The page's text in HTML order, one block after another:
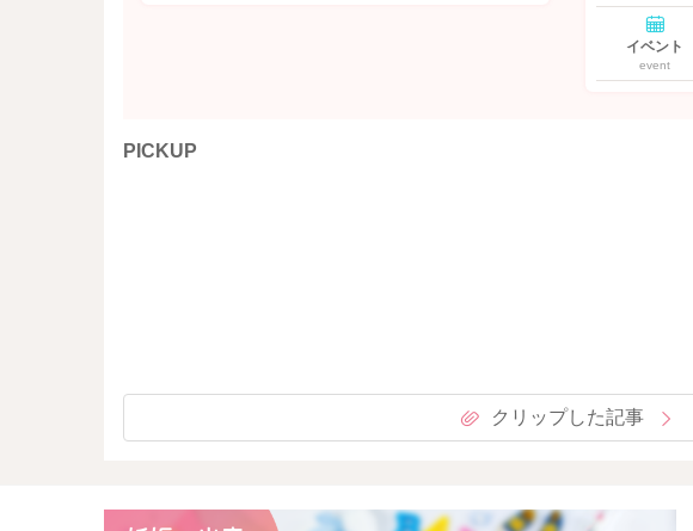
イベント
event
PICKUP
クリップした記事